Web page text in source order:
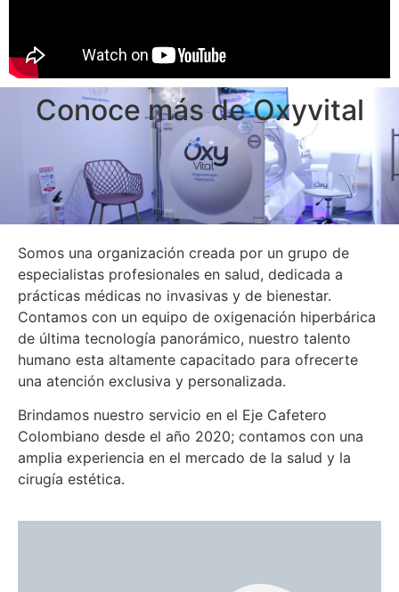
Conoce más de Oxyvital
Somos una organización creada por un grupo de
especialistas profesionales en salud, dedicada a
prácticas médicas no invasivas y de bienestar.
Contamos con un equipo de oxigenación hiperbárica
de última tecnología panorámico, nuestro talento
humano esta altamente capacitado para ofrecerte
una atención exclusiva y personalizada.
Brindamos nuestro servicio en el Eje Cafetero
Colombiano desde el año 2020; contamos con una
amplia experiencia en el mercado de la salud y la
cirugía estética.